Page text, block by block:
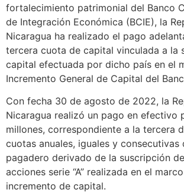
fortalecimiento patrimonial del Banco
de Integración Económica (BCIE), la
Nicaragua ha realizado el pago
tercera cuota de capital vinculada a la
capital efectuada por dicho país en el
Incremento General de Capital del
Con fecha 30 de agosto de 2022, la
Nicaragua realizó un pago en efectivo
millones, correspondiente a la tercera
cuotas anuales, iguales y consecutivas
pagadero derivado de la suscripción
acciones serie “A” realizada en el
incremento de capital.